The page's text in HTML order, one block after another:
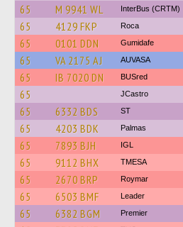
65 M 9941 WL InterBus (CRTM)
65 4129 FKP Roca
65 0101 DDN Gumidafe
65 VA 2175 AJ AUVASA
65 IB 7020 DN BUSred
65 JCastro
65 6332 BDS ST
65 4203 BDK Palmas
65 7893 BJH IGL
65 9112 BHX TMESA
65 2670 BRP Roymar
65 6503 BMF Leader
65 6382 BGM Premier